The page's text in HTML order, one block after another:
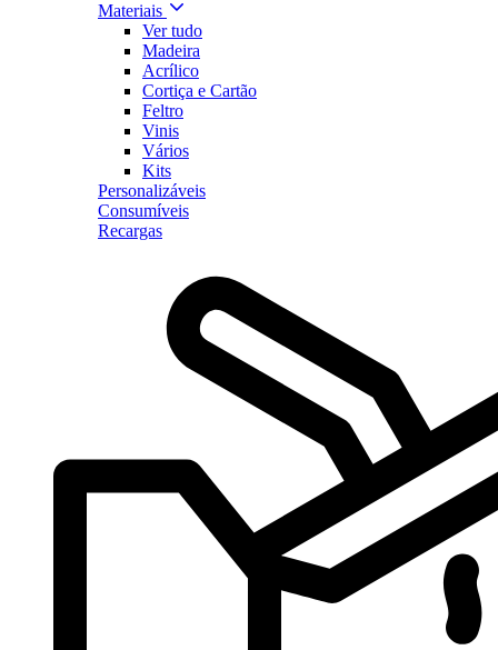
Materiais
Ver tudo
Madeira
Acrílico
Cortiça e Cartão
Feltro
Vinis
Vários
Kits
Personalizáveis
Consumíveis
Recargas